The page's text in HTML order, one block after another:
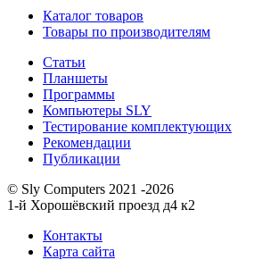
Каталог товаров
Товары по производителям
Статьи
Планшеты
Программы
Компьютеры SLY
Тестирование комплектующих
Рекомендации
Публикации
© Sly Computers 2021 -2026
1-й Хорошёвский проезд д4 к2
Контакты
Карта сайта